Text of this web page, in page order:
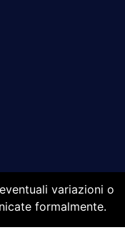
variazioni o
formalmente.